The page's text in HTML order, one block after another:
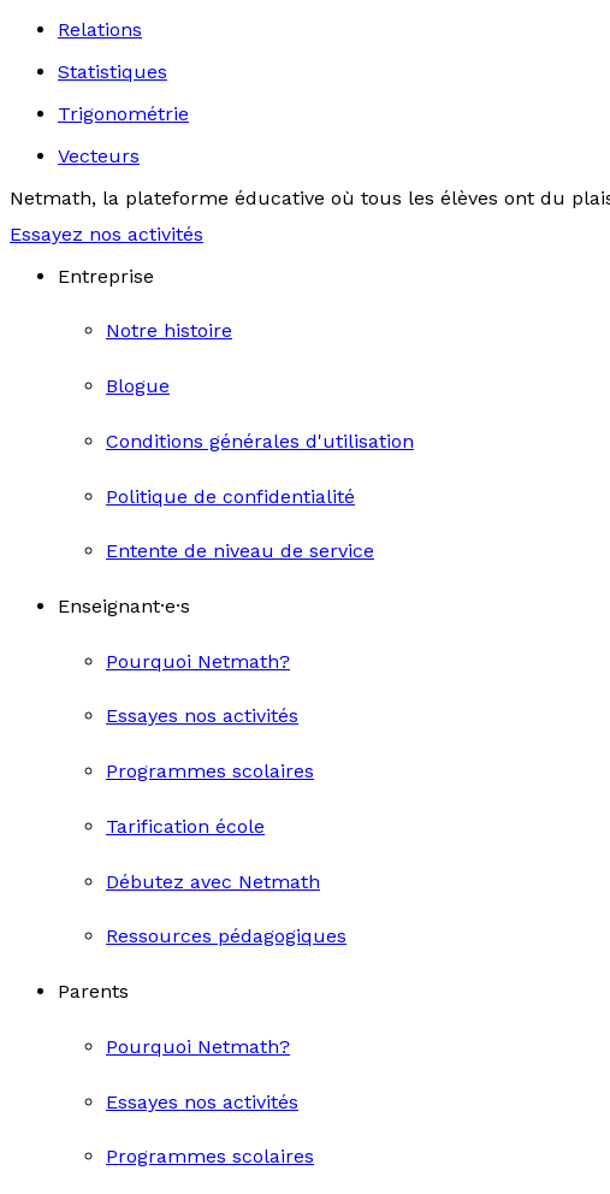
Relations
Statistiques
Trigonométrie
Vecteurs
Netmath, la plateforme éducative où tous les élèves ont du
Essayez nos activités
Entreprise
Notre histoire
Blogue
Conditions générales d'utilisation
Politique de confidentialité
Entente de niveau de service
Enseignant·e·s
Pourquoi Netmath?
Essayes nos activités
Programmes scolaires
Tarification école
Débutez avec Netmath
Ressources pédagogiques
Parents
Pourquoi Netmath?
Essayes nos activités
Programmes scolaires